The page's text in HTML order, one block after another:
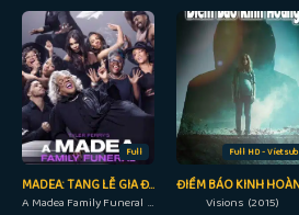
Full
MADEA: TANG LỄ GIA ĐÌNH
A Madea Family Funeral (2019)
Full HD - Vietsub
Visions (2015)